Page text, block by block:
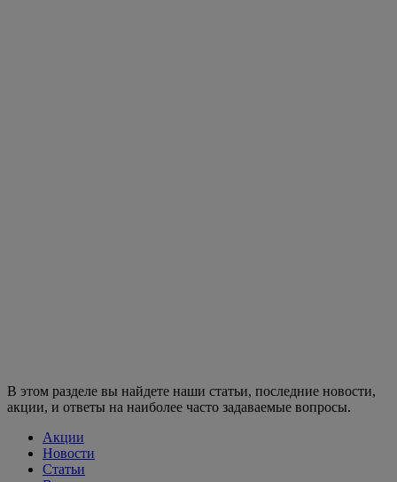
В этом разделе вы найдете наши статьи, последние новости,
акции, и ответы на наиболее часто задаваемые вопросы.
Акции
Новости
Статьи